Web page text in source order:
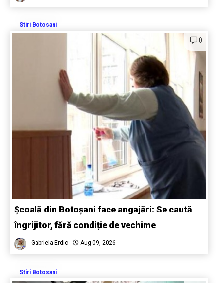
Stiri Botosani
0
Școală din Botoșani face angajări: Se caută
îngrijitor, fără condiție de vechime
Gabriela Erdic Aug 09, 2026
Stiri Botosani